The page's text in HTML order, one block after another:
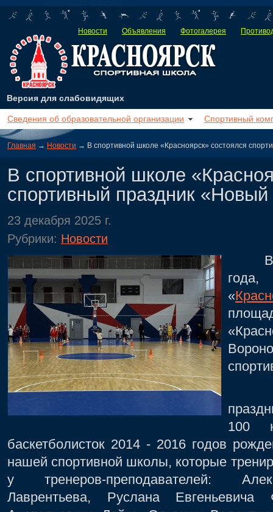
Новости Объявления Фотогалерея
Версия для слабовидящих
Сведения об образовательной организации Спортивный
Главная → Новости → В спортивной школе «Красноярск» состоялся
В спортивной школе
спортивный праздник «Новый
23 декабря 2025 г.
Рубрики: Новости
В
«
100
баскетболисток 2014 - 2016 годов
нашей спортивной школы, которые
у тренеров-преподавателей:
Лаврентьева, Руслана Евгеньевича